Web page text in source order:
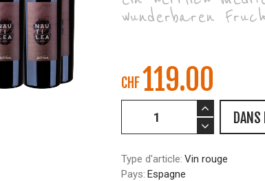
wunderbaren
CHF119.00
DANS
Type d'article: Vin rouge
Pays: Espagne